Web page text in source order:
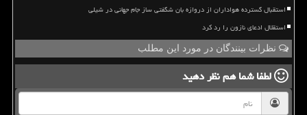
استقبال گسترده هواداران از دروازه بان شگفتی ساز جام جهانی در شیلی
استقلال ادعای نازون را رد کرد
نظرات بینندگان در مورد این مطلب
لطفا شما همنظر دهید